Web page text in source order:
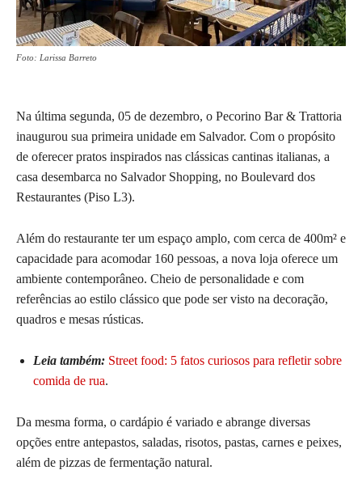
Foto: Larissa Barreto
Na última segunda, 05 de dezembro, o Pecorino Bar & Trattoria
inaugurou sua primeira unidade em Salvador. Com o propósito
de oferecer pratos inspirados nas clássicas cantinas italianas, a
casa desembarca no Salvador Shopping, no Boulevard dos
Restaurantes (Piso L3).
Além do restaurante ter um espaço amplo, com cerca de 400m² e
capacidade para acomodar 160 pessoas, a nova loja oferece um
ambiente contemporâneo. Cheio de personalidade e com
referências ao estilo clássico que pode ser visto na decoração,
quadros e mesas rústicas.
Leia também: Street food: 5 fatos curiosos para refletir sobre
comida de rua.
Da mesma forma, o cardápio é variado e abrange diversas
opções entre antepastos, saladas, risotos, pastas, carnes e peixes,
além de pizzas de fermentação natural.